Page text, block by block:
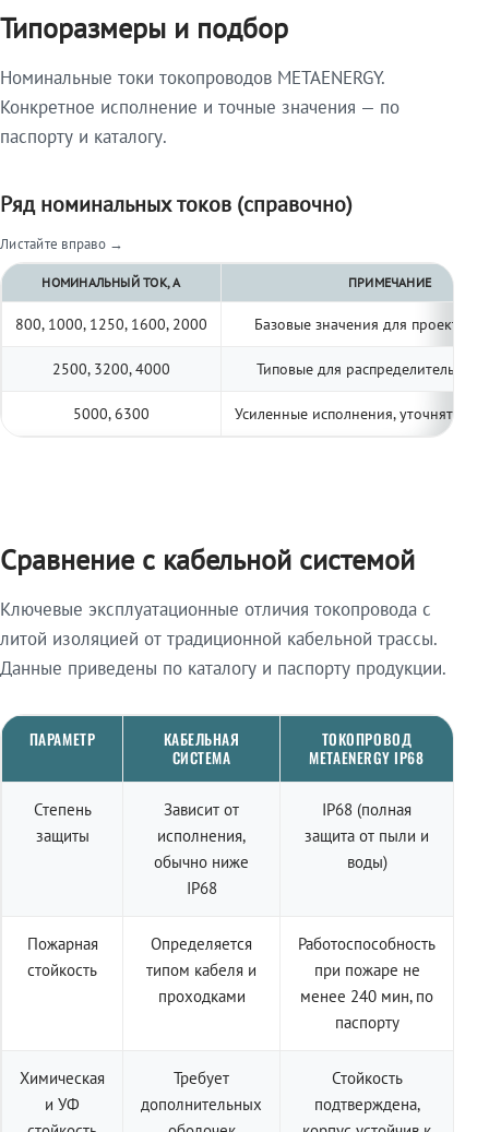
Типоразмеры и подбор
Номинальные токи токопроводов METAENERGY.
Конкретное исполнение и точные значения — по
паспорту и каталогу.
Ряд номинальных токов (справочно)
Листайте вправо →
НОМИНАЛЬНЫЙ ТОК, А ПРИМЕЧАНИЕ
800, 1000, 1250, 1600, 2000 Базовые значения для
2500, 3200, 4000 Типовые для распределительных
5000, 6300 Усиленные исполнения, уточнять по
Сравнение с кабельной системой
Ключевые эксплуатационные отличия токопровода с
литой изоляцией от традиционной кабельной трассы.
Данные приведены по каталогу и паспорту продукции.
ПАРАМЕТР
КАБЕЛЬНАЯ
СИСТЕМА
ТОКОПРОВОД
METAENERGY IP68
Степень
защиты
Зависит от
исполнения,
обычно ниже
IP68
IP68 (полная
защита от пыли и
воды)
Пожарная
стойкость
Определяется
типом кабеля и
проходками
Работоспособность
при пожаре не
менее 240 мин, по
паспорту
Химическая
и УФ
Требует
дополнительных
Стойкость
подтверждена,